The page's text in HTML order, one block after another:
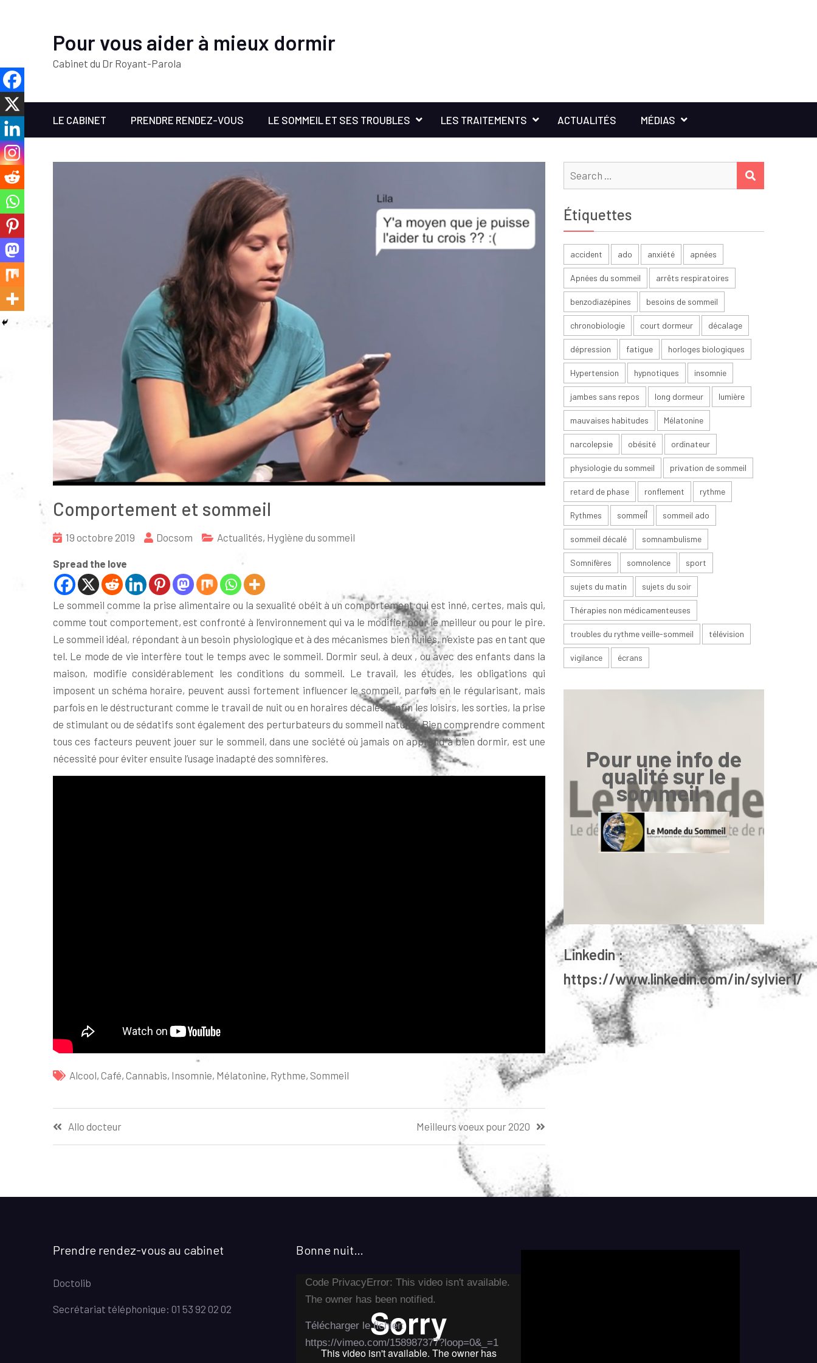
Pour vous aider à mieux dormir
Cabinet du Dr Royant-Parola
LE CABINET PRENDRE RENDEZ-VOUS LE SOMMEIL ET SES TROUBLES LES TRAITEMENTS ACTUALITÉS MÉDIAS
Comportement et sommeil
19 octobre 2019 Docsom Actualités, Hygiène du sommeil
Spread the love
Le sommeil comme la prise alimentaire ou la sexualité obéit à un comportement qui est inné, certes, mais qui,
comme tout comportement, est confronté à l’environnement qui va le modifier pour le meilleur ou pour le pire.
Le sommeil idéal, répondant à un besoin physiologique et à des mécanismes bien huilés, n’existe pas en tant que
tel. Le mode de vie interfère tout le temps avec le sommeil. Dormir seul, à deux , ou avec des enfants dans la
maison, modifie considérablement les conditions du sommeil. Le travail, les études, les obligations qui
imposent un schéma horaire, peuvent aussi fortement influencer le sommeil, parfois en le régularisant, mais
parfois en le déstructurant comme le travail de nuit ou en horaires décalés. Enfin les loisirs, les sorties, la prise
de stimulant ou de sédatifs sont également des perturbateurs du sommeil naturel. Bien comprendre comment
tous ces facteurs peuvent jouer sur le sommeil, dans une société où jamais on apprend à bien dormir, est une
nécessité pour éviter ensuite l’usage inadapté des somnifères.
Alcool, Café, Cannabis, Insomnie, Mélatonine, Rythme, Sommeil
Navigation
de
Allo docteur Meilleurs voeux pour 2020
Search
for:
Étiquettes
accident ado anxiété apnées
Apnées du sommeil arrêts respiratoires
benzodiazépines besoins de sommeil
chronobiologie court dormeur décalage
dépression fatigue horloges biologiques
Hypertension hypnotiques insomnie
jambes sans repos long dormeur lumière
mauvaises habitudes Mélatonine
narcolepsie obésité ordinateur
physiologie du sommeil privation de sommeil
retard de phase ronflement rythme
Rythmes sommeil sommeil ado
sommeil décalé somnambulisme
Somnifères somnolence sport
sujets du matin sujets du soir
Thérapies non médicamenteuses
troubles du rythme veille-sommeil télévision
vigilance écrans
Pour une info de
qualité sur le
sommeil:
Linkedin :
https://www.linkedin.com/in/sylvier1/
Prendre rendez-vous au cabinet
Doctolib
Secrétariat téléphonique: 01 53 92 02 02
Bonne nuit…
Lecteur
vidéo
Code PrivacyError: This video isn't available.
The owner has been notified.
Télécharger le fichier:
https://vimeo.com/158987377?loop=0&_=1